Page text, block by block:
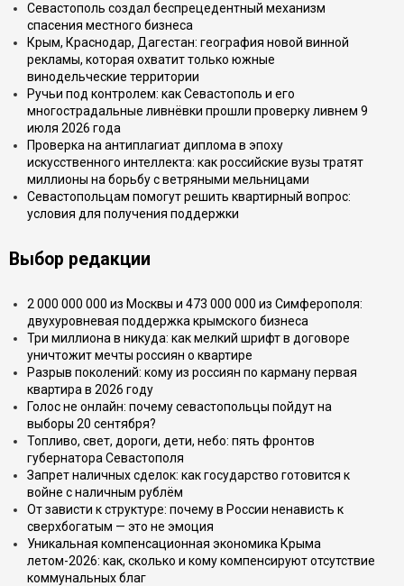
Севастополь создал беспрецедентный механизм
спасения местного бизнеса
Крым, Краснодар, Дагестан: география новой винной
рекламы, которая охватит только южные
винодельческие территории
Ручьи под контролем: как Севастополь и его
многострадальные ливнёвки прошли проверку ливнем 9
июля 2026 года
Проверка на антиплагиат диплома в эпоху
искусственного интеллекта: как российские вузы тратят
миллионы на борьбу с ветряными мельницами
Севастопольцам помогут решить квартирный вопрос:
условия для получения поддержки
Выбор редакции
2 000 000 000 из Москвы и 473 000 000 из Симферополя:
двухуровневая поддержка крымского бизнеса
Три миллиона в никуда: как мелкий шрифт в договоре
уничтожит мечты россиян о квартире
Разрыв поколений: кому из россиян по карману первая
квартира в 2026 году
Голос не онлайн: почему севастопольцы пойдут на
выборы 20 сентября?
Топливо, свет, дороги, дети, небо: пять фронтов
губернатора Севастополя
Запрет наличных сделок: как государство готовится к
войне с наличным рублём
От зависти к структуре: почему в России ненависть к
сверхбогатым — это не эмоция
Уникальная компенсационная экономика Крыма
летом-2026: как, сколько и кому компенсируют отсутствие
коммунальных благ